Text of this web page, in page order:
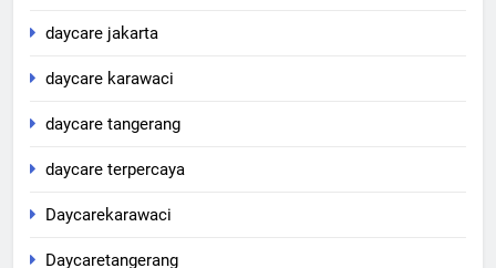
daycare jakarta
daycare karawaci
daycare tangerang
daycare terpercaya
Daycarekarawaci
Daycaretangerang